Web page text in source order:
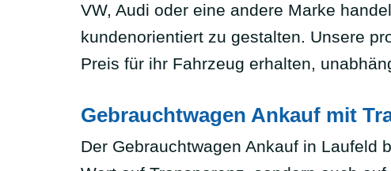
VW, Audi oder eine andere Marke
kundenorientiert zu gestalten. Unsere
Preis für ihr Fahrzeug erhalten,
Gebrauchtwagen Ankauf mit
Der Gebrauchtwagen Ankauf in Laufeld